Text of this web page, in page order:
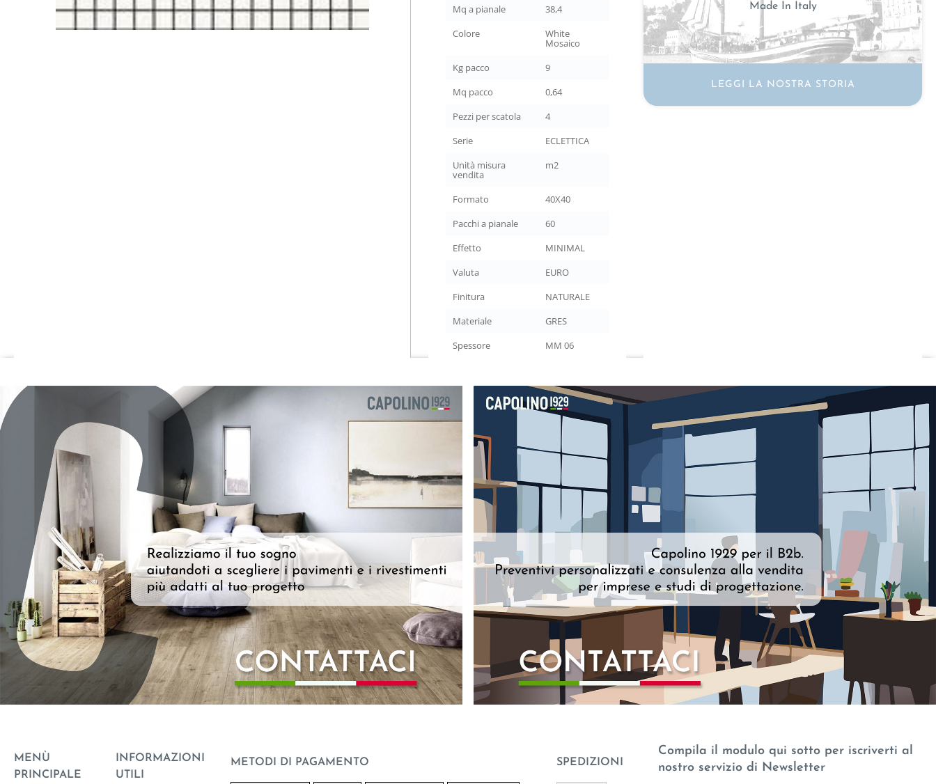
Mq a pianale
38,4
Colore
White
Mosaico
Kg pacco
9
Mq pacco
0,64
Pezzi per scatola
4
Serie
ECLETTICA
Unità misura
vendita
m2
Formato
40X40
Pacchi a pianale
60
Effetto
MINIMAL
Valuta
EURO
Finitura
NATURALE
Materiale
GRES
Spessore
MM 06
Made In Italy
LEGGI LA NOSTRA STORIA
MENÙ
PRINCIPALE
INFORMAZIONI
UTILI
METODI DI PAGAMENTO SPEDIZIONI
Compila il modulo qui sotto per iscriverti al
nostro servizio di Newsletter